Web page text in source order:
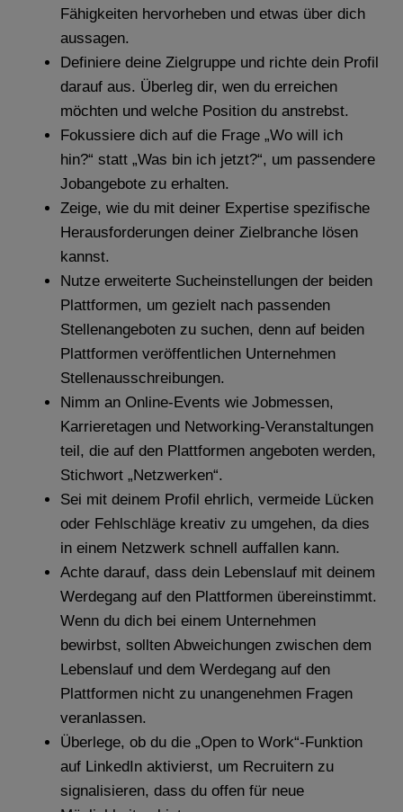
Fähigkeiten hervorheben und etwas über dich
aussagen.
Definiere deine Zielgruppe und richte dein Profil
darauf aus. Überleg dir, wen du erreichen
möchten und welche Position du anstrebst.
Fokussiere dich auf die Frage „Wo will ich
hin?“ statt „Was bin ich jetzt?“, um passendere
Jobangebote zu erhalten.
Zeige, wie du mit deiner Expertise spezifische
Herausforderungen deiner Zielbranche lösen
kannst.
Nutze erweiterte Sucheinstellungen der beiden
Plattformen, um gezielt nach passenden
Stellenangeboten zu suchen, denn auf beiden
Plattformen veröffentlichen Unternehmen
Stellenausschreibungen.
Nimm an Online-Events wie Jobmessen,
Karrieretagen und Networking-Veranstaltungen
teil, die auf den Plattformen angeboten werden,
Stichwort „Netzwerken“.
Sei mit deinem Profil ehrlich, vermeide Lücken
oder Fehlschläge kreativ zu umgehen, da dies
in einem Netzwerk schnell auffallen kann.
Achte darauf, dass dein Lebenslauf mit deinem
Werdegang auf den Plattformen übereinstimmt.
Wenn du dich bei einem Unternehmen
bewirbst, sollten Abweichungen zwischen dem
Lebenslauf und dem Werdegang auf den
Plattformen nicht zu unangenehmen Fragen
veranlassen.
Überlege, ob du die „Open to Work“-Funktion
auf LinkedIn aktivierst, um Recruitern zu
signalisieren, dass du offen für neue